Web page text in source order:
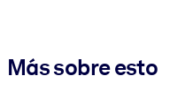
Más sobre esto